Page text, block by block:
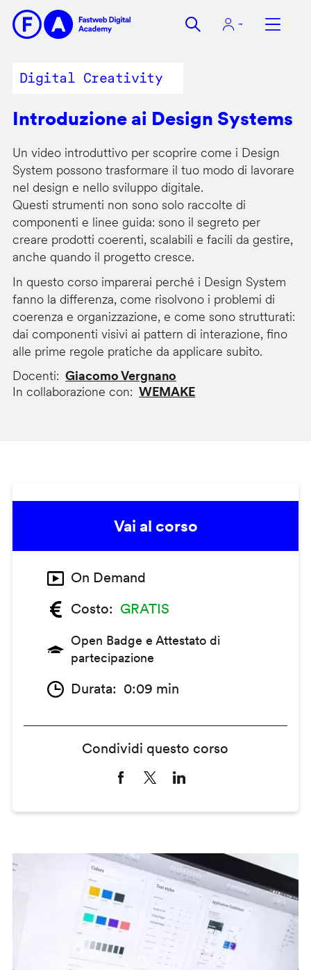
contenuto
Digital Creativity
Introduzione ai Design Systems
Un video introduttivo per scoprire come i Design
System possono trasformare il tuo modo di lavorare
nel design e nello sviluppo digitale.
Questi strumenti non sono solo raccolte di
componenti e linee guida: sono il segreto per
creare prodotti coerenti, scalabili e facili da gestire,
anche quando il progetto cresce.
In questo corso imparerai perché i Design System
fanno la differenza, come risolvono i problemi di
coerenza e organizzazione, e come sono strutturati:
dai componenti visivi ai pattern di interazione, fino
alle prime regole pratiche da applicare subito.
Docenti
Giacomo Vergnano
In collaborazione con
WEMAKE
Vai al corso
On Demand
Costo
GRATIS
Open Badge e Attestato di
partecipazione
Durata 0:09 min
Condividi questo corso